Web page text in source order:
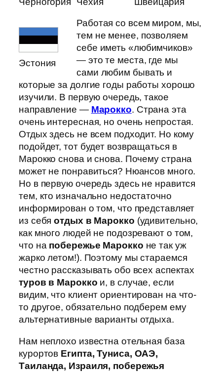
Эстония
Работая со всем миром, мы,
тем не менее, позволяем
себе иметь «любимчиков»
— это те места, где мы
сами любим бывать и
которые за долгие годы работы хорошо
изучили. В первую очередь, такое
направление — Марокко. Страна эта
очень интересная, но очень непростая.
Отдых здесь не всем подходит. Но кому
подойдет, тот будет возвращаться в
Марокко снова и снова. Почему страна
может не понравиться? Нюансов много.
Но в первую очередь здесь не нравится
тем, кто изначально недостаточно
информирован о том, что представляет
из себяотдых в Марокко (удивительно,
как много людей не подозревают о том,
что на побережье Марокко не так уж
жарко летом!). Поэтому мы стараемся
честно рассказывать обо всех аспектах
туров в Марокко и, в случае, если
видим, что клиент ориентирован на что-
то другое, обязательно подберем ему
альтернативные варианты отдыха.
Нам неплохо известна отельная база
курортов Египта, Туниса, ОАЭ,
Таиланда, Израиля, побережья